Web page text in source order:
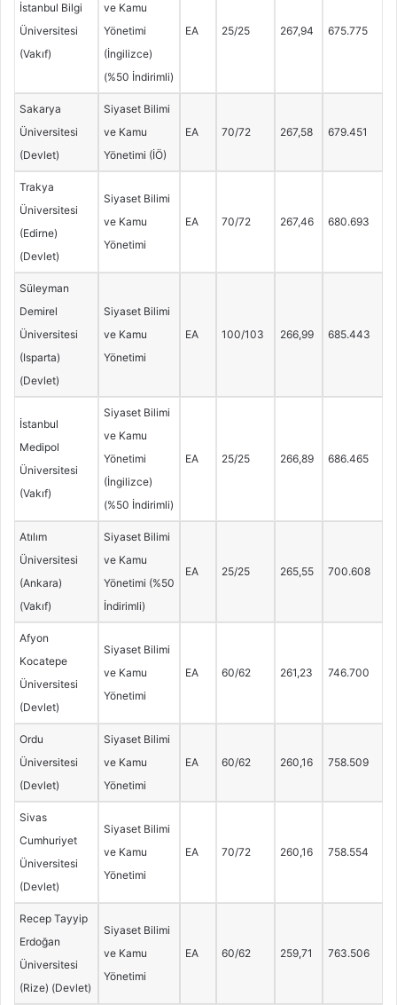
İstanbul Bilgi
Üniversitesi
(Vakıf)
ve Kamu
Yönetimi
(İngilizce)
(%50 İndirimli)
EA 25/25 267,94 675.775
Sakarya
Üniversitesi
(Devlet)
Siyaset Bilimi
ve Kamu
Yönetimi (İÖ)
EA 70/72 267,58 679.451
Trakya
Üniversitesi
(Edirne)
(Devlet)
Siyaset Bilimi
ve Kamu
Yönetimi
EA 70/72 267,46 680.693
Süleyman
Demirel
Üniversitesi
(Isparta)
(Devlet)
Siyaset Bilimi
ve Kamu
Yönetimi
EA 100/103 266,99 685.443
İstanbul
Medipol
Üniversitesi
(Vakıf)
Siyaset Bilimi
ve Kamu
Yönetimi
(İngilizce)
(%50 İndirimli)
EA 25/25 266,89 686.465
Atılım
Üniversitesi
(Ankara)
(Vakıf)
Siyaset Bilimi
ve Kamu
Yönetimi (%50
İndirimli)
EA 25/25 265,55 700.608
Afyon
Kocatepe
Üniversitesi
(Devlet)
Siyaset Bilimi
ve Kamu
Yönetimi
EA 60/62 261,23 746.700
Ordu
Üniversitesi
(Devlet)
Siyaset Bilimi
ve Kamu
Yönetimi
EA 60/62 260,16 758.509
Sivas
Cumhuriyet
Üniversitesi
(Devlet)
Siyaset Bilimi
ve Kamu
Yönetimi
EA 70/72 260,16 758.554
Recep Tayyip
Erdoğan
Üniversitesi
(Rize) (Devlet)
Siyaset Bilimi
ve Kamu
Yönetimi
EA 60/62 259,71 763.506